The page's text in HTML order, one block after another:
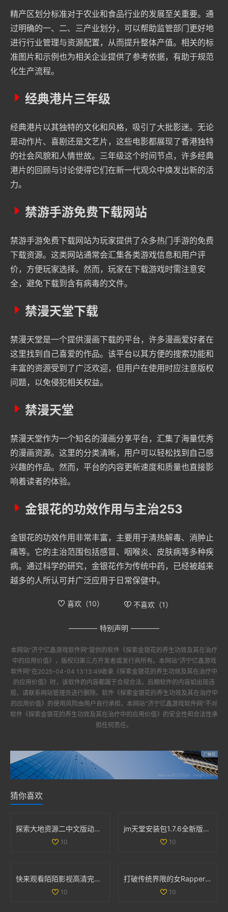
精产区划分标准对于农业和食品行业的发展至关重要。通
过明确的一、二、三产业划分，可以帮助监管部门更好地
进行行业管理与资源配置，从而提升整体产值。相关的标
准图片和示例也为相关企业提供了参考依据，有助于规范
化生产流程。
经典港片三年级
经典港片以其独特的文化和风格，吸引了大批影迷。无论
是动作片、喜剧还是文艺片，这些电影都展现了香港独特
的社会风貌和人情世故。三年级这个时间节点，许多经典
港片的回顾与讨论使得它们在新一代观众中焕发出新的活
力。
禁游手游免费下载网站
禁游手游免费下载网站为玩家提供了众多热门手游的免费
下载资源。这类网站通常会汇集各类游戏信息和用户评
价，方便玩家选择。然而，玩家在下载游戏时需注意安
全，避免下载到含有病毒的文件。
禁漫天堂下载
禁漫天堂是一个提供漫画下载的平台，许多漫画爱好者在
这里找到自己喜爱的作品。该平台以其方便的搜索功能和
丰富的资源受到了广泛欢迎，但用户在使用时应注意版权
问题，以免侵犯相关权益。
禁漫天堂
禁漫天堂作为一个知名的漫画分享平台，汇集了海量优秀
的漫画资源。这里的分类清晰，用户可以轻松找到自己感
兴趣的作品。然而，平台的内容更新速度和质量也直接影
响着读者的体验。
金银花的功效作用与主治253
金银花的功效作用非常丰富，主要用于清热解毒、消肿止
痛等。它的主治范围包括感冒、咽喉炎、皮肤病等多种疾
病。通过科学的研究，金银花作为传统中药，已经被越来
越多的人所认可并广泛应用于日常保健中。
喜欢（10） 不喜欢（1）
特别声明
本网站“济宁亿鑫游戏软件网”提供的软件 《探索金银花的养生功效及其在治疗
中的应用价值》 ，版权归第三方开发者或发行商所有。本网站“济宁亿鑫游戏
软件网”在2025-04-04 13:13:49收录 《探索金银花的养生功效及其在治疗中
的应用价值》 时，该软件的内容都属于合规合法。后期软件的内容如出现违
规，请联系网站管理员进行删除。软件 《探索金银花的养生功效及其在治疗中
的应用价值》 的使用风险由用户自行承担，本网站“济宁亿鑫游戏软件网”不对
软件 《探索金银花的养生功效及其在治疗中的应用价值》 的安全性和合法性承
担任何责任。
猜你喜欢
探索大地资源二中文版动漫的精彩世界与剧情发展解析
10
jm天堂安装包1.7.6全新版本发布下载与使用指南
10
快来观看陌陌影视高清完整版，让您尽享精彩影片体验
10
打破传统界限的女Rapper 用嘻哈与爵士诠释母爱的坚韧与力量
10